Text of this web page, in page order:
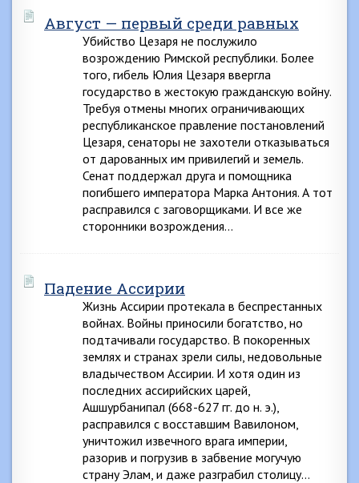
Август — первый среди равных
Убийство Цезаря не послужило
возрождению Римской республики. Более
того, гибель Юлия Цезаря ввергла
государство в жестокую гражданскую войну.
Требуя отмены многих ограничивающих
республиканское правление постановлений
Цезаря, сенаторы не захотели отказываться
от дарованных им привилегий и земель.
Сенат поддержал друга и помощника
погибшего императора Марка Антония. А тот
расправился с заговорщиками. И все же
сторонники возрождения…
Падение Ассирии
Жизнь Ассирии протекала в беспрестанных
войнах. Войны приносили богатство, но
подтачивали государство. В покоренных
землях и странах зрели силы, недовольные
владычеством Ассирии. И хотя один из
последних ассирийских царей,
Ашшурбанипал (668-627 гг. до н. э.),
расправился с восставшим Вавилоном,
уничтожил извечного врага империи,
разорив и погрузив в забвение могучую
страну Элам, и даже разграбил столицу…